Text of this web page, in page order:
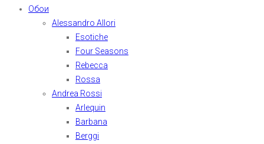
Обои
Alessandro Allori
Esotiche
Four Seasons
Rebecca
Rossa
Andrea Rossi
Arlequin
Barbana
Berggi